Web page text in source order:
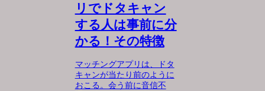
リでドタキャン
する人は事前に分
かる！その特徴
マッチングアプリは、ドタ
キャンが当たり前のように
おこる。会う前に音信不